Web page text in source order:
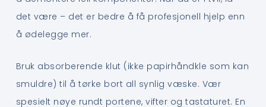
det være – det er bedre å få profesjonell hjelp enn
å ødelegge mer.
Bruk absorberende klut (ikke papirhåndkle som kan
smuldre) til å tørke bort all synlig væske. Vær
spesielt nøye rundt portene, vifter og tastaturet. En